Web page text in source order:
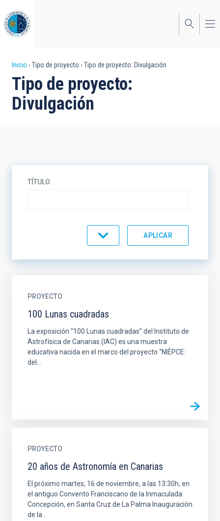
al
contenido
principal
Sobrescribir
enlaces
de
Inicio Tipo de proyecto Tipo de proyecto: Divulgación
Tipo de proyecto:
Divulgación
TÍTULO
PROYECTO
100 Lunas cuadradas
La exposición “100 Lunas cuadradas” del Instituto de
Astrofísica de Canarias (IAC) es una muestra
educativa nacida en el marco del proyecto “NIÉPCE:
del...
PROYECTO
20 años de Astronomía en Canarias
El próximo martes, 16 de noviembre, a las 13:30h, en
el antiguo Convento Franciscano de la Inmaculada
Concepción, en Santa Cruz de La Palma Inauguración
de la...